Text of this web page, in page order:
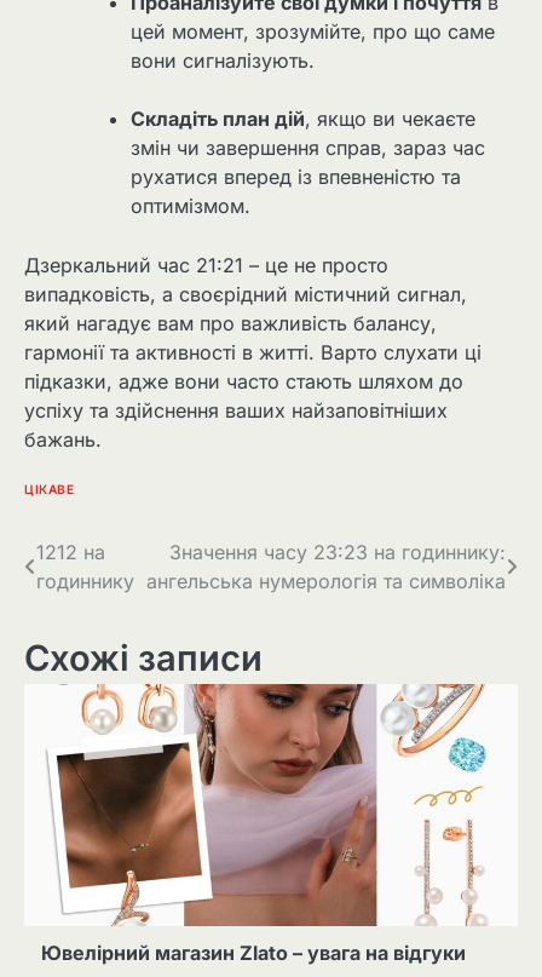
цей момент, зрозумійте, про що саме
вони сигналізують.
Складіть план дій, якщо ви чекаєте
змін чи завершення справ, зараз час
рухатися вперед із впевненістю та
оптимізмом.
Дзеркальний час 21:21 – це не просто
випадковість, а своєрідний містичний сигнал,
який нагадує вам про важливість балансу,
гармонії та активності в житті. Варто слухати ці
підказки, адже вони часто стають шляхом до
успіху та здійснення ваших найзаповітніших
бажань.
ЦІКАВЕ
Навігація
записів
1212 на
годиннику
Значення часу 23:23 на годиннику:
ангельська нумерологія та символіка
Схожі записи
Ювелірний магазин Zlato – увага на відгуки